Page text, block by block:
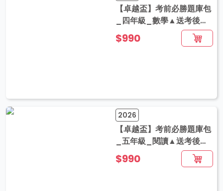
【卓越盃】考前必勝題庫包
_四年級_數學▲送考後影
音解題
$990
2026
【卓越盃】考前必勝題庫包
_五年級_閱讀▲送考後影
音解題
$990